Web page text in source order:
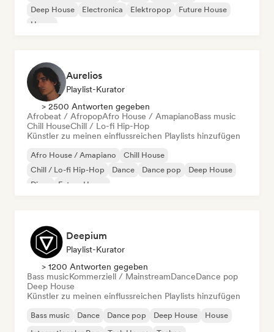
Deep House
Electronica Elektropop
Future House
House
Aurelios
Playlist-Kurator
> 2500 Antworten gegeben
Afrobeat / AfropopAfro House / AmapianoBass music
Chill HouseChill / Lo-fi Hip-Hop
Künstler zu meinen einflussreichen Playlists hinzufügen
Afro House / Amapiano
Chill House
Chill / Lo-fi Hip-Hop
Dance Dance pop
Deep House
Disco
Future House
Deepium
Playlist-Kurator
> 1200 Antworten gegeben
Bass musicKommerziell / MainstreamDanceDance pop
Deep House
Künstler zu meinen einflussreichen Playlists hinzufügen
Bass music Dance Dance pop Deep House
House